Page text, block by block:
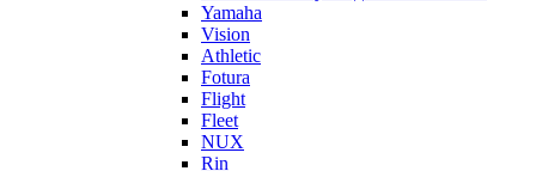
Yamaha
Vision
Athletic
Fotura
Flight
Fleet
NUX
Rin